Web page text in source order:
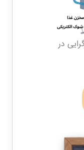
در